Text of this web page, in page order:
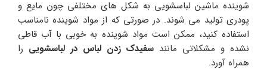
شوینده ماشین لباسشویی به شکل های مختلفی چون مایع و
پودری تولید می شوند. در صورتی که از مواد شوینده نامناسب
استفاده کنید، ممکن است مواد شوینده به خوبی با آب قاطی
نشده و مشکلاتی مانند سفیدک زدن لباس در لباسشویی را
همراه آورد.